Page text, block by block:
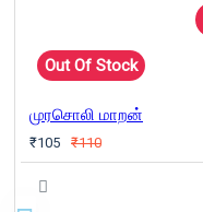
Out Of Stock
முரசொலி மாறன்
₹105 ₹110